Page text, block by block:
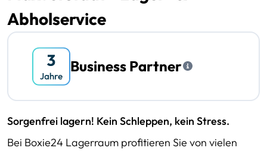
Abholservice
Business Partner
Sorgenfrei lagern! Kein Schleppen, kein Stress.
Bei Boxie24 Lagerraum profitieren Sie von vielen